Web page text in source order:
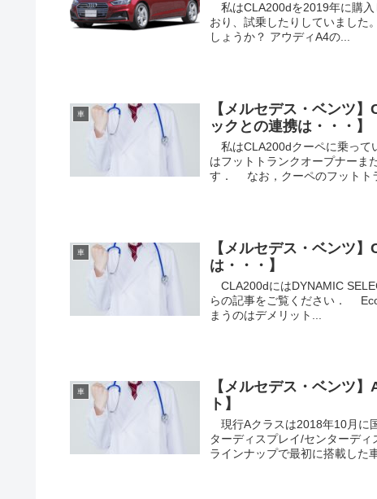
私はCLA200dを2019年に購
おり、試乗したりしていまし
しょうか？ アウディA4の...
車
【メルセデス・ベンツ
ックとの連携は・・・】
私はCLA200dクーペに乗っ
はフットトランクオープナーま
す． なお，クーペのフットト
車
【メルセデス・ベンツ
は・・・】
CLA200dにはDYNAMIC
らの記事をご覧ください．
まうのはデメリット...
車
【メルセデス・ベンツ
ト】
現行Aクラスは2018年10月に
ターディスプレイ/センターデ
ラインナップで最初に搭載した